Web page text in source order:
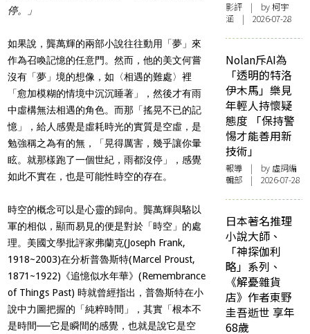
停。」
如果說，龔萬輝的兩部小說往往動用「夢」來
作為召喚記憶的任意門。然而，他的美文何嘗
沒有「夢」境的想像，如〈相遇的難處〉裡
「愈加模糊的情境中沉沉睡著」，然後才有雨
中虛構無法相遇的角色。而那「搖晃不已的記
憶」，給人感覺是虛耗時光的實質是空虛，是
勉強稱之為有的無，「晃得厲害，幾乎讓你暈
眩。就那樣跑了一個世紀，雨都沒停」，感覺
如此不實在，也是可能性時空的存在。
時空的概念可以是心靈的歸向。龔萬輝與駱以
軍的相似，顯而易見的便是對於「時空」的處
理。美國文學批評家弗蘭克(Joseph Frank,
1918~2003)在分析普魯斯特(Marcel Proust,
1871~1922)《追憶似水年華》(Remembrance
of Things Past) 時就曾經指出，普魯斯特在小
說中力圖把握的「純粹時間」，其實「根本不
是時間──它是瞬間的感覺，也就是說它是空
影評 | by 柯宇
涵 | 2026-07-28
Nolan斥AI為
「透明的特洛
伊木馬」樂見
年輕人持懷疑
態度 「保持警
惕才能善用新
技術」
報導 | by 虛詞編
輯部 | 2026-07-28
日本著名推理
小說大師、
「神探伽利
略」系列、
《解憂雜貨
店》作者東野
圭吾逝世 享年
68歲